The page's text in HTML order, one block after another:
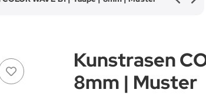
Kunstrasen
8mm | Muster